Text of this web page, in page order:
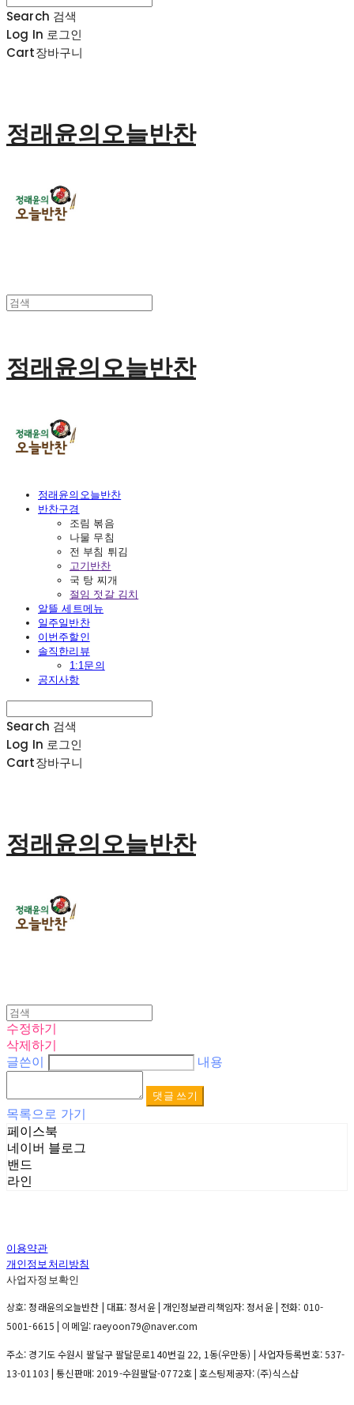
Search 검색
Log In 로그인
Cart장바구니
정래윤의오늘반찬
정래윤의오늘반찬
정래윤의오늘반찬
반찬구경
조림 볶음
나물 무침
전 부침 튀김
고기반찬
국 탕 찌개
절임 젓갈 김치
알뜰 세트메뉴
일주일반찬
이번주할인
솔직한리뷰
1:1문의
공지사항
Search 검색
Log In 로그인
Cart장바구니
정래윤의오늘반찬
수정하기
삭제하기
글쓴이
내용
댓글 쓰기
목록으로 가기
페이스북
네이버 블로그
밴드
라인
이용약관
개인정보처리방침
사업자정보확인
상호: 정래윤의오늘반찬 | 대표: 정서윤 | 개인정보관리책임자: 정서윤 | 전화: 010-
5001-6615 | 이메일: raeyoon79@naver.com
주소: 경기도 수원시 팔달구 팔달문로140번길 22, 1동(우만동) | 사업자등록번호:537-
13-01103 | 통신판매: 2019-수원팔달-0772호| 호스팅제공자: (주)식스샵